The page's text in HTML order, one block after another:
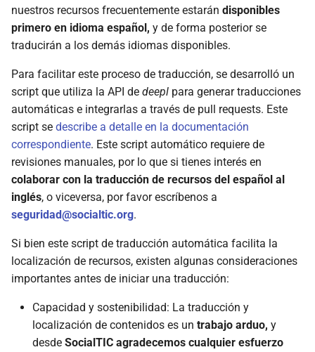
d
o
s
u
e
d
a
AndroidQF?
nuestros recursos frecuentemente estarán disponibles
primero en idioma español, y de forma posterior se
traducirán a los demás idiomas disponibles.
Para facilitar este proceso de traducción, se desarrolló un
script que utiliza la API de deepl para generar traducciones
automáticas e integrarlas a través de pull requests. Este
script se describe a detalle en la documentación
correspondiente. Este script automático requiere de
revisiones manuales, por lo que si tienes interés en
colaborar con la traducción de recursos del español al
inglés, o viceversa, por favor escríbenos a
seguridad@socialtic.org.
Si bien este script de traducción automática facilita la
localización de recursos, existen algunas consideraciones
importantes antes de iniciar una traducción:
Capacidad y sostenibilidad: La traducción y
localización de contenidos es un trabajo arduo, y
desde SocialTIC agradecemos cualquier esfuerzo